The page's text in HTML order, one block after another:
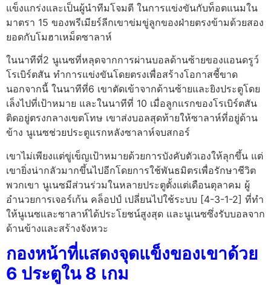
แข็งแกร่งและเป็นผู้นำทีมโจมตี ในการแข่งขันกับท็อตแนมใน
มาตรา 15 ของพรีเมียร์ลีกเขาข่มขู่ลูกของฝ่ายตรงข้ามด้วยสอง
ยอดกับโมฮาเหม็ดซาลาห์
ในนาทีที่2 นูเนซที่หลุดจากการผ่านบอลด้านซ้ายของแอนดรูว์
โรเบิร์ตสัน ทำการแข่งขันโดยตรงเพื่อสร้างโอกาสชี้ขาด
นอกจากนี้ ในนาทีที่6 เขาตัดเข้าจากด้านซ้ายและยิงประตูโดย
เล็งไปที่เป้าหมาย และในนาทีที่ 10 เมื่อลูกแรกของโรเบิร์ตสัน
ติดอยู่ตรงกลางเขตโทษ เขาส่งบอลสุดท้ายให้ซาลาห์ที่อยู่ด้าน
ข้าง นูเนซช่วยประตูแรกหลังซาลาห์จบสกอร์
เขาไม่เพียงแต่ขู่เข็ญเป้าหมายด้วยการบังคับตัวเองให้ลุกขึ้น แต่
เขายิ่งน่ากลัวมากขึ้นไปอีกโดยการใช้พันธมิตรเพื่อรักษาชีวิต
พวกเขา นูเนซมีส่วนร่วมในหลายประตูตั้งแต่เดือนตุลาคม ผู้
อำนวยการเจอร์เก้น คล็อปป์ เปลี่ยนไปใช้ระบบ [4-3-1-2] ที่ทำ
ให้นูเนซและซาลาห์ได้ประโยชน์สูงสุด และนูเนซซึ่งรับบอลจาก
ด้านข้างและสร้างจังหวะ
กองหน้าที่แสดงจุดแข็งของเขาด้วย
6 ประตูใน 8 เกม